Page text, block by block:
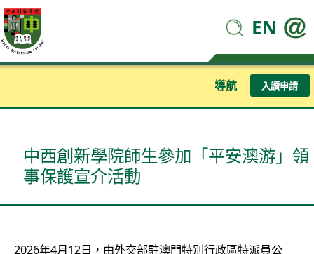
EN
導航 入讀申請
中西創新學院師生參加「平安澳游」領
事保護宣介活動
2026年4月12日，由外交部駐澳門特別行政區特派員公